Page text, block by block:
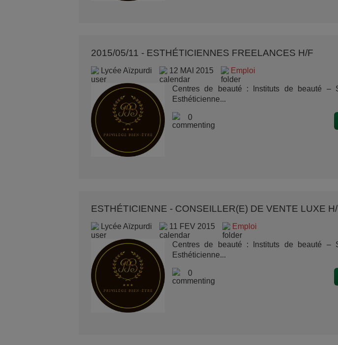
2015/05/11 - ESTHÉTICIENNES FREELANCES H/F
Lycée Aïzpurdi 12 MAI 2015 Emploi
Centres de beauté : Instituts de beauté –
Esthéticienne...
0
ESTHÉTICIENNE - CONSEILLER(E) DE VENTE LUXE
Lycée Aïzpurdi 11 FEV 2015 Emploi
Centres de beauté : Instituts de beauté –
Esthéticienne...
0